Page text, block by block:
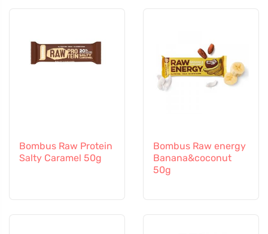
Bombus Raw Protein
Salty Caramel 50g
Bombus Raw energy
Banana&coconut
50g